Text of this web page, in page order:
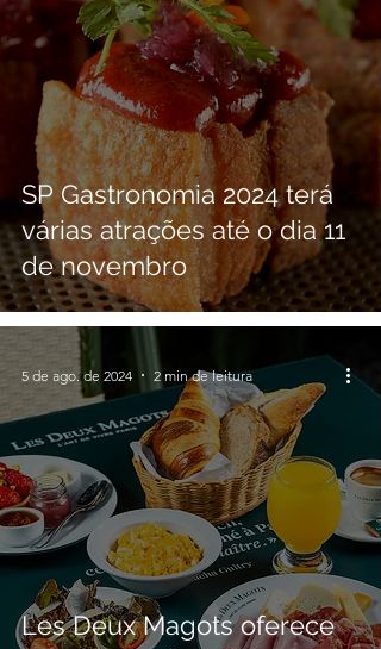
SP Gastronomia 2024 terá
várias atrações até o dia 11
de novembro
Les Deux Magots oferece
5 de ago. de 2024 2 min de leitura